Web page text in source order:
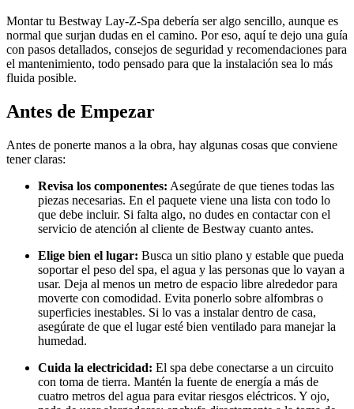
Montar tu Bestway Lay-Z-Spa debería ser algo sencillo, aunque es
normal que surjan dudas en el camino. Por eso, aquí te dejo una guía
con pasos detallados, consejos de seguridad y recomendaciones para
el mantenimiento, todo pensado para que la instalación sea lo más
fluida posible.
Antes de Empezar
Antes de ponerte manos a la obra, hay algunas cosas que conviene
tener claras:
Revisa los componentes: Asegúrate de que tienes todas las
piezas necesarias. En el paquete viene una lista con todo lo
que debe incluir. Si falta algo, no dudes en contactar con el
servicio de atención al cliente de Bestway cuanto antes.
Elige bien el lugar: Busca un sitio plano y estable que pueda
soportar el peso del spa, el agua y las personas que lo vayan a
usar. Deja al menos un metro de espacio libre alrededor para
moverte con comodidad. Evita ponerlo sobre alfombras o
superficies inestables. Si lo vas a instalar dentro de casa,
asegúrate de que el lugar esté bien ventilado para manejar la
humedad.
Cuida la electricidad: El spa debe conectarse a un circuito
con toma de tierra. Mantén la fuente de energía a más de
cuatro metros del agua para evitar riesgos eléctricos. Y ojo,